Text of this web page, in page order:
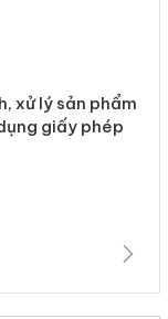
xử lý sản phẩm
giấy phép